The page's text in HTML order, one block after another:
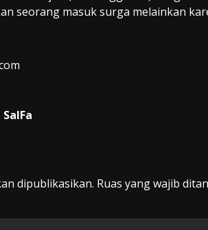
seorang masuk surga melainkan
dipublikasikan. Ruas yang wajib